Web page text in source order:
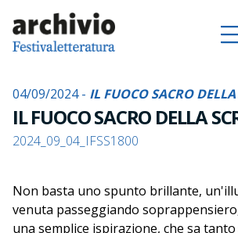
04/09/2024 - IL FUOCO SACRO
IL FUOCO SACRO DELLA
2024_09_04_IFSS1800
Non basta uno spunto brillante,
venuta passeggiando
una semplice ispirazione, che sa